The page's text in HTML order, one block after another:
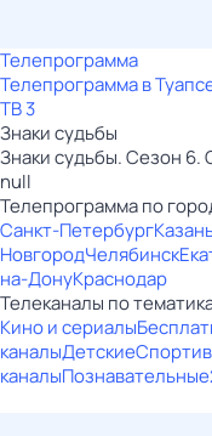
Телепрограмма
Телепрограмма в
ТВ 3
Знаки cyдьбы
Знаки cyдьбы. Сезон 6.
null
Телепрограмма по
Санкт-Петербург
НовгородЧелябинск
на-ДонуКраснодар
Телеканалы по
Кино и сериалы
каналыДетские
каналыПознавательные